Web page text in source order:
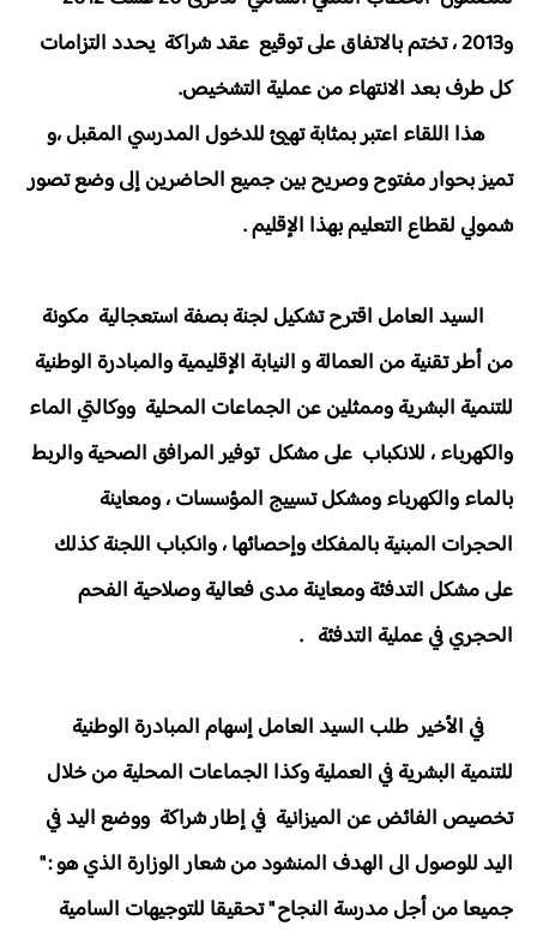
و2013 ، تختم بالاتفاق على توقيع عقد شراكة يحدد التزامات
كل طرف بعد الانتهاء من عملية التشخيص.
هذا اللقاء اعتبر بمثابة تهيئ للدخول المدرسي المقبل ،و
تميز بحوار مفتوح وصريح بين جميع الحاضرين إلى وضع تصور
شمولي لقطاع التعليم بهذا الإقليم .
السيد العامل اقترح تشكيل لجنة بصفة استعجالية مكونة
من أطر تقنية من العمالة و النيابة الإقليمية والمبادرة الوطنية
للتنمية البشرية وممثلين عن الجماعات المحلية ووكالتي الماء
والكهرباء ، للانكباب على مشكل توفير المرافق الصحية والربط
بالماء والكهرباء ومشكل تسييج المؤسسات ، ومعاينة
الحجرات المبنية بالمفكك وإحصائها ، وانكباب اللجنة كذلك
على مشكل التدفئة ومعاينة مدى فعالية وصلاحية الفحم
الحجري في عملية التدفئة .
في الأخير طلب السيد العامل إسهام المبادرة الوطنية
للتنمية البشرية في العملية وكذا الجماعات المحلية من خلال
تخصيص الفائض عن الميزانية في إطار شراكة ووضع اليد في
اليد للوصول الى الهدف المنشود من شعار الوزارة الذي هو : "
جميعا من أجل مدرسة النجاح " تحقيقا للتوجيهات السامية